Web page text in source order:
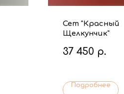
Сет "Красный
Щелкунчик"
37 450 р.
Подробнее